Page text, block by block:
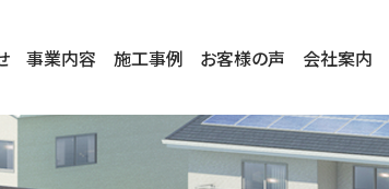
事業内容 施工事例 お客様の声 会社案内